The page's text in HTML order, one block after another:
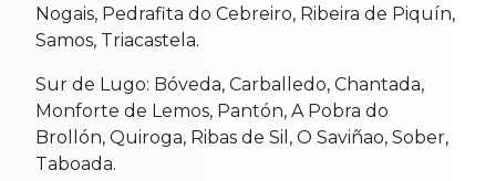
Nogais, Pedrafita do Cebreiro, Ribeira de Piquín,
Samos, Triacastela.
Sur de Lugo: Bóveda, Carballedo, Chantada,
Monforte de Lemos, Pantón, A Pobra do
Brollón, Quiroga, Ribas de Sil, O Saviñao, Sober,
Taboada.